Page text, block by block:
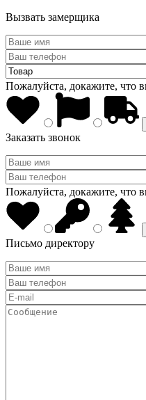
Вызвать замерщика
Пожалуйста, докажите, что
Заказать звонок
Пожалуйста, докажите, что
Письмо директору